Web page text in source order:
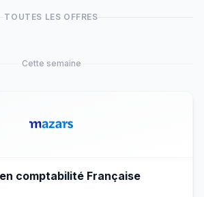
TOUTES LES OFFRES
Cette semaine
comptabilité Française